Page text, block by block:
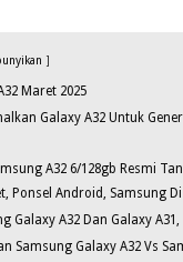
Maret 2025
Galaxy A32 Untuk
A32 6/128gb Resmi
Ponsel Android, Samsung Di
Galaxy A32 Dan Galaxy
Samsung Galaxy A32 Vs